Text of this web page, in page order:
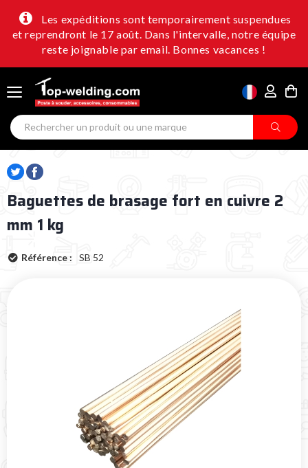
Les expéditions sont temporairement suspendues
et reprendront le 17 août. Dans l'intervalle, notre équipe
reste joignable par email. Bonnes vacances !
Baguettes de brasage fort en cuivre 2
mm 1 kg
Référence : SB 52